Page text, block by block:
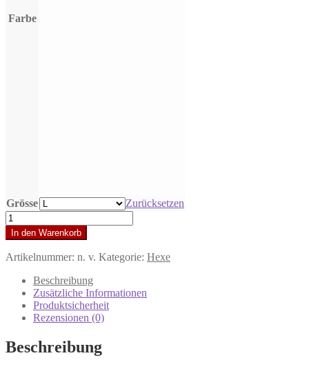
Farbe
Grösse
Zurücksetzen
Unisex
Sweatshirt
Hexe
Idstein
Menge
In den Warenkorb
Artikelnummer: n. v. Kategorie: Hexe
Beschreibung
Zusätzliche Informationen
Produktsicherheit
Rezensionen (0)
Beschreibung